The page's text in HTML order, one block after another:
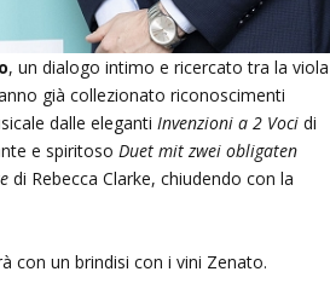
, un dialogo intimo e ricercato tra la
già collezionato riconoscimenti
dalle elegantiInvenzioni a 2 Voci di
e spiritosoDuet mit zwei obligaten
di Rebecca Clarke, chiudendo con la
con un brindisi con i vini Zenato.